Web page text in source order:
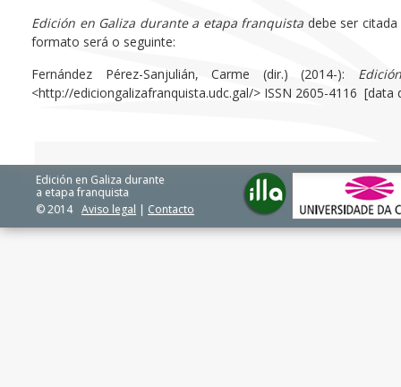
Edición en Galiza durante a etapa franquista debe ser
formato será o seguinte:
Fernández Pérez-Sanjulián, Carme (dir.) (2014-):
<http://ediciongalizafranquista.udc.gal/> ISSN 2605-4116
Edición en Galiza durante
a etapa franquista
© 2014 Aviso legal | Contacto